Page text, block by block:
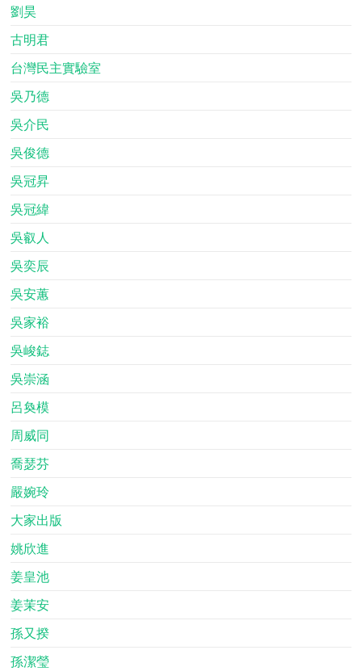
劉昊
古明君
台灣民主實驗室
吳乃德
吳介民
吳俊德
吳冠昇
吳冠緯
吳叡人
吳奕辰
吳安蕙
吳家裕
吳峻鋕
吳崇涵
呂奐模
周威同
喬瑟芬
嚴婉玲
大家出版
姚欣進
姜皇池
姜茉安
孫又揆
孫潔瑩